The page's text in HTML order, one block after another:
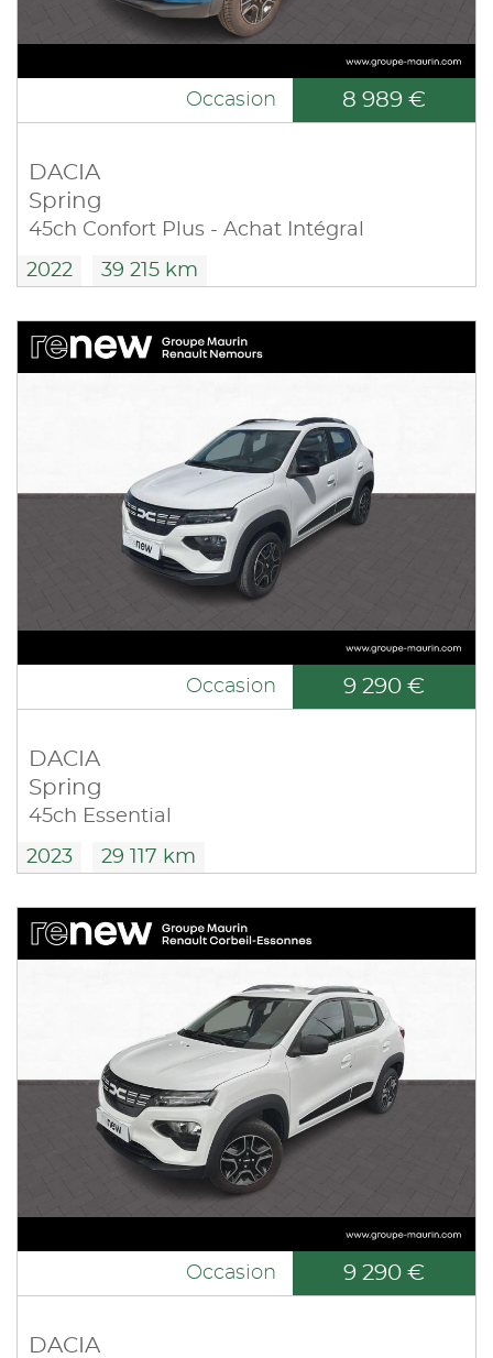
Occasion 8 989 €
DACIA
Spring
45ch Confort Plus - Achat Intégral
2022 39 215 km
Occasion 9 290 €
DACIA
Spring
45ch Essential
2023 29 117 km
Occasion 9 290 €
DACIA